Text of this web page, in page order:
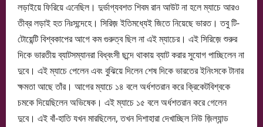
লড়াইয়ে ফিরিয়ে এনেছিল। দুর্ভাগ্যবশত শিবম রান আউট না হলে ম্যাচে আরও
তীব্র লড়াই হত নিঃসন্দেহে। সিরিজ় ইতিমধ্যেই জিতে নিয়েছে ভারত। তবু টি-
টোয়েন্টি বিশ্বকাপের আগে কম গুরুত্ব ছিল না এই ম্যাচের। এই সিরিজ়ে শুরুর
দিকে ভারতীয় ব্যাটসম্যানরা বিধ্বংসী ছন্দে থাকায় ব্যাট করার সুযোগ পাচ্ছিলেন না
দুবে। এই ম্যাচে পেলেন এবং বুঝিয়ে দিলেন শেষ দিকে ভারতের ইনিংসকে টানার
ক্ষমতা আছে তাঁর। আগের ম্যাচে ১৪ বলে অর্ধশতরান করে ক্রিকেটবিশ্বকে
চমকে দিয়েছিলেন অভিষেক। এই ম্যাচে ১৫ বলে অর্ধশতরান করে গেলেন
দুবে। এই বাঁ-হাতি যখন মারছিলেন, তখন দিশাহারা দেখাচ্ছিল নিউ জ়িল্যান্ড